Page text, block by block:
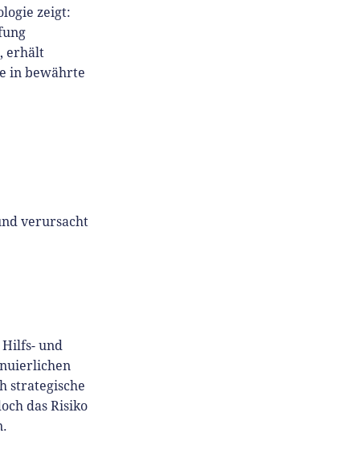
zeigt:
erhält
in bewährte
verursacht
Hilfs- und
strategische
das Risiko